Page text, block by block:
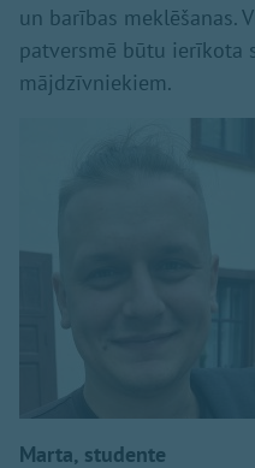
un barības meklēšanas.
patversmē būtu ierīkota
mājdzīvniekiem.
Marta, studente